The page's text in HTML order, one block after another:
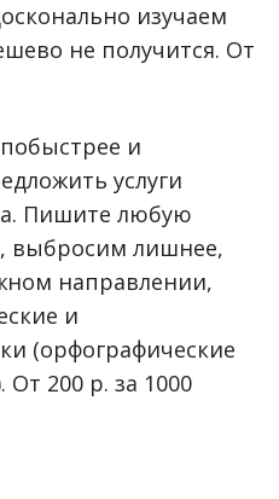
изучаем
не получится. От
и
услуги
Пишите любую
лишнее,
направлении,
и
(орфографические
200 р. за 1000